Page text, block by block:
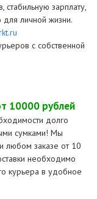
стабильную зарплату,
для личной жизни.
с собственной
10000 рублей
долго
сумками! Мы
любом заказе от 10
необходимо
курьера в удобное